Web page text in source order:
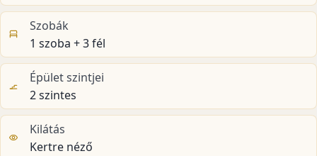
Szobák
1 szoba + 3 fél
Épület szintjei
2 szintes
Kilátás
Kertre néző